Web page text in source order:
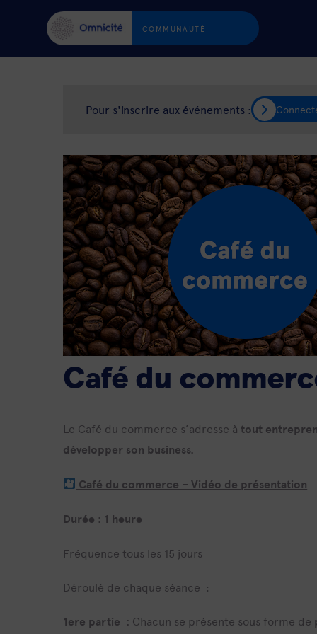
COMMUNAUTÉ
Pour s'inscrire aux événements :
Café du
Le Café du commerce s’adresse à tout
développer son business.
Café du commerce – Vidéo de présentation
Durée : 1 heure
Fréquence tous les 15 jours
Déroulé de chaque séance :
1ere partie : Chacun se présente sous forme de